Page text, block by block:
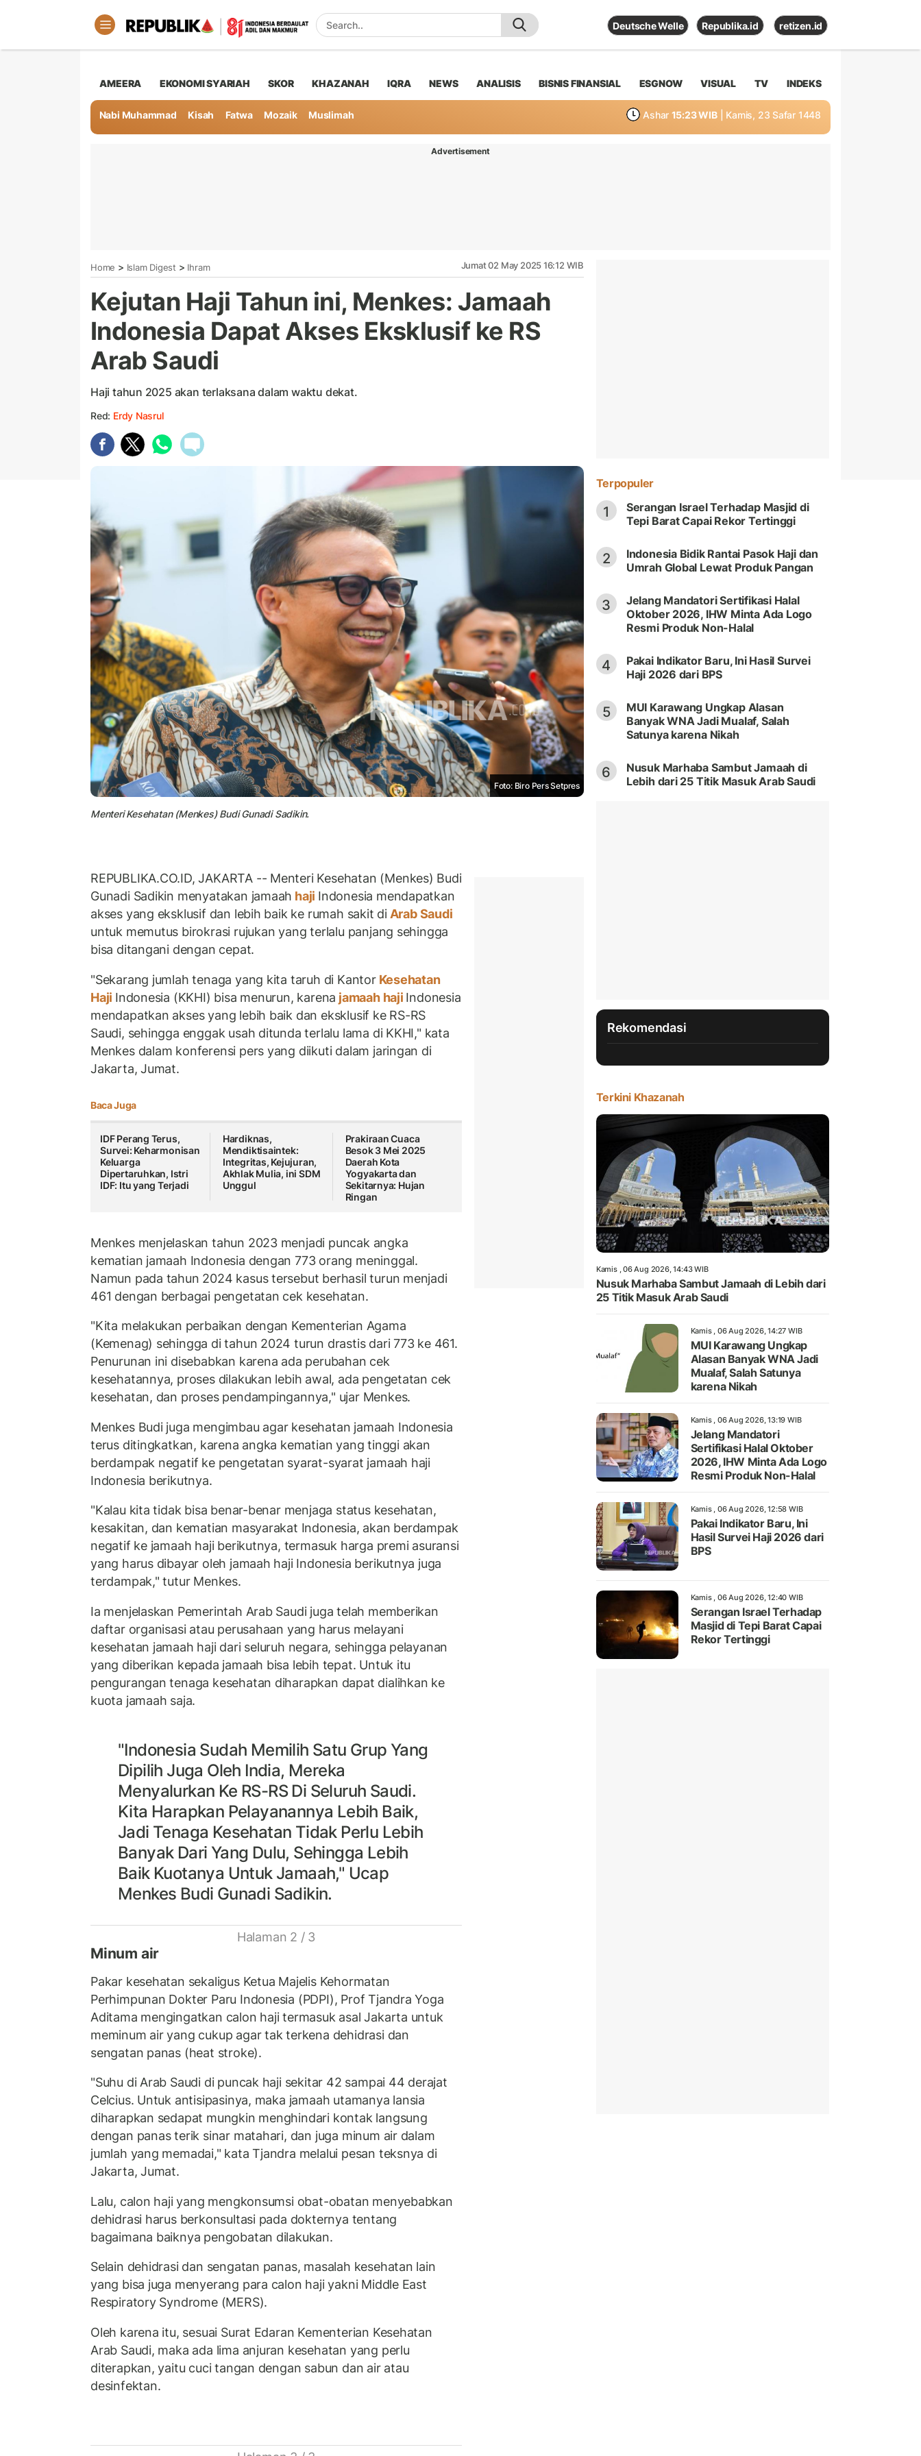
Deutsche Welle Republika.id retizen.id
AMEERA EKONOMI SYARIAH SKOR KHAZANAH IQRA NEWS ANALISIS BISNIS FINANSIAL ESGNOW VISUAL TV INDEKS
Nabi Muhammad Kisah Fatwa Mozaik Muslimah Ashar 15:23 WIB | Kamis, 23 Safar 1448
Advertisement
Home > Islam Digest > Ihram Jumat 02 May 2025 16:12 WIB
Kejutan Haji Tahun ini, Menkes: Jamaah
Indonesia Dapat Akses Eksklusif ke RS
Arab Saudi
Haji tahun 2025 akan terlaksana dalam waktu dekat.
Red: Erdy Nasrul
Foto: Biro Pers Setpres
Menteri Kesehatan (Menkes) Budi Gunadi Sadikin.
REPUBLIKA.CO.ID, JAKARTA -- Menteri Kesehatan (Menkes) Budi
Gunadi Sadikin menyatakan jamaah haji Indonesia mendapatkan
akses yang eksklusif dan lebih baik ke rumah sakit diArab Saudi
untuk memutus birokrasi rujukan yang terlalu panjang sehingga
bisa ditangani dengan cepat.
"Sekarang jumlah tenaga yang kita taruh di KantorKesehatan
Haji Indonesia (KKHI) bisa menurun, karena jamaah haji Indonesia
mendapatkan akses yang lebih baik dan eksklusif ke RS-RS
Saudi, sehingga enggak usah ditunda terlalu lama di KKHI," kata
Menkes dalam konferensi pers yang diikuti dalam jaringan di
Jakarta, Jumat.
Baca Juga
IDF Perang Terus,
Survei: Keharmonisan
Keluarga
Dipertaruhkan, Istri
IDF: Itu yang Terjadi
Hardiknas,
Mendiktisaintek:
Integritas, Kejujuran,
Akhlak Mulia, ini SDM
Unggul
Prakiraan Cuaca
Besok 3 Mei 2025
Daerah Kota
Yogyakarta dan
Sekitarnya: Hujan
Ringan
Menkes menjelaskan tahun 2023 menjadi puncak angka
kematian jamaah Indonesia dengan 773 orang meninggal.
Namun pada tahun 2024 kasus tersebut berhasil turun menjadi
461 dengan berbagai pengetatan cek kesehatan.
"Kita melakukan perbaikan dengan Kementerian Agama
(Kemenag) sehingga di tahun 2024 turun drastis dari 773 ke 461.
Penurunan ini disebabkan karena ada perubahan cek
kesehatannya, proses dilakukan lebih awal, ada pengetatan cek
kesehatan, dan proses pendampingannya," ujar Menkes.
Menkes Budi juga mengimbau agar kesehatan jamaah Indonesia
terus ditingkatkan, karena angka kematian yang tinggi akan
berdampak negatif ke pengetatan syarat-syarat jamaah haji
Indonesia berikutnya.
"Kalau kita tidak bisa benar-benar menjaga status kesehatan,
kesakitan, dan kematian masyarakat Indonesia, akan berdampak
negatif ke jamaah haji berikutnya, termasuk harga premi asuransi
yang harus dibayar oleh jamaah haji Indonesia berikutnya juga
terdampak," tutur Menkes.
Ia menjelaskan Pemerintah Arab Saudi juga telah memberikan
daftar organisasi atau perusahaan yang harus melayani
kesehatan jamaah haji dari seluruh negara, sehingga pelayanan
yang diberikan kepada jamaah bisa lebih tepat. Untuk itu
pengurangan tenaga kesehatan diharapkan dapat dialihkan ke
kuota jamaah saja.
"Indonesia Sudah Memilih Satu Grup Yang
Dipilih Juga Oleh India, Mereka
Menyalurkan Ke RS-RS Di Seluruh Saudi.
Kita Harapkan Pelayanannya Lebih Baik,
Jadi Tenaga Kesehatan Tidak Perlu Lebih
Banyak Dari Yang Dulu, Sehingga Lebih
Baik Kuotanya Untuk Jamaah," Ucap
Menkes Budi Gunadi Sadikin.
Halaman 2 / 3
Minum air
Pakar kesehatan sekaligus Ketua Majelis Kehormatan
Perhimpunan Dokter Paru Indonesia (PDPI), Prof Tjandra Yoga
Aditama mengingatkan calon haji termasuk asal Jakarta untuk
meminum air yang cukup agar tak terkena dehidrasi dan
sengatan panas (heat stroke).
"Suhu di Arab Saudi di puncak haji sekitar 42 sampai 44 derajat
Celcius. Untuk antisipasinya, maka jamaah utamanya lansia
diharapkan sedapat mungkin menghindari kontak langsung
dengan panas terik sinar matahari, dan juga minum air dalam
jumlah yang memadai," kata Tjandra melalui pesan teksnya di
Jakarta, Jumat.
Lalu, calon haji yang mengkonsumsi obat-obatan menyebabkan
dehidrasi harus berkonsultasi pada dokternya tentang
bagaimana baiknya pengobatan dilakukan.
Selain dehidrasi dan sengatan panas, masalah kesehatan lain
yang bisa juga menyerang para calon haji yakni Middle East
Respiratory Syndrome (MERS).
Oleh karena itu, sesuai Surat Edaran Kementerian Kesehatan
Arab Saudi, maka ada lima anjuran kesehatan yang perlu
diterapkan, yaitu cuci tangan dengan sabun dan air atau
desinfektan.
Terpopuler
1
Serangan Israel Terhadap Masjid di
Tepi Barat Capai Rekor Tertinggi
2
Indonesia Bidik Rantai Pasok Haji dan
Umrah Global Lewat Produk Pangan
3
Jelang Mandatori Sertifikasi Halal
Oktober 2026, IHW Minta Ada Logo
Resmi Produk Non-Halal
4
Pakai Indikator Baru, Ini Hasil Survei
Haji 2026 dari BPS
5
MUI Karawang Ungkap Alasan
Banyak WNA Jadi Mualaf, Salah
Satunya karena Nikah
6
Nusuk Marhaba Sambut Jamaah di
Lebih dari 25 Titik Masuk Arab Saudi
Rekomendasi
Terkini Khazanah
Kamis , 06 Aug 2026, 14:43 WIB
Nusuk Marhaba Sambut Jamaah di Lebih dari
25 Titik Masuk Arab Saudi
Kamis , 06 Aug 2026, 14:27 WIB
MUI Karawang Ungkap
Alasan Banyak WNA Jadi
Mualaf, Salah Satunya
karena Nikah
Kamis , 06 Aug 2026, 13:19 WIB
Jelang Mandatori
Sertifikasi Halal Oktober
2026, IHW Minta Ada Logo
Resmi Produk Non-Halal
Kamis , 06 Aug 2026, 12:58 WIB
Pakai Indikator Baru, Ini
Hasil Survei Haji 2026 dari
BPS
Kamis , 06 Aug 2026, 12:40 WIB
Serangan Israel Terhadap
Masjid di Tepi Barat Capai
Rekor Tertinggi